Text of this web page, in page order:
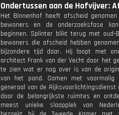
Ondertussen aan de Hofvijver:
Het Binnenhof heeft afscheid
bewoners en de onderzoeksfase
beginnen. Splinter blikt terug met oud-
bewoners die afscheid hebben
bijzondere tijd daar. Hij loopt met
architect Frank van der Vecht door het
te zien wat er nog over is van de
van het pand. Samen met voormalig
generaal van de
door de belangrijkste ruimtes en
meest unieke slaapplek van